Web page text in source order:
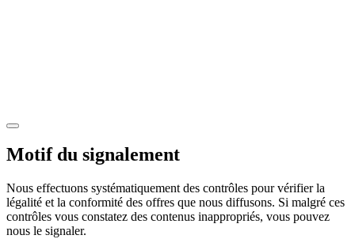
Motif du signalement
Nous effectuons systématiquement des contrôles pour vérifier la
légalité et la conformité des offres que nous diffusons. Si malgré ces
contrôles vous constatez des contenus inappropriés, vous pouvez
nous le signaler.